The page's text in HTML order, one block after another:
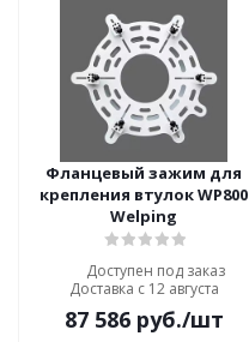
Фланцевый зажим для
крепления втулок WP800
Welping
Доступен под заказ
Доставка с 12 августа
87 586руб./шт